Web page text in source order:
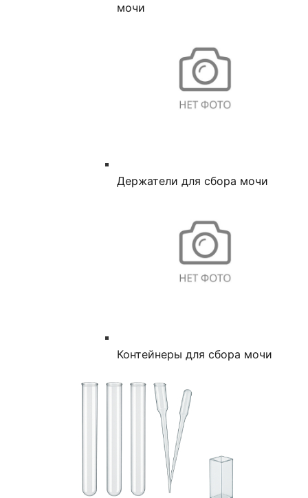
мочи
Держатели для сбора мочи
Контейнеры для сбора мочи